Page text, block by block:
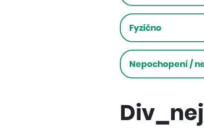
Fyzično
Nepochopení /